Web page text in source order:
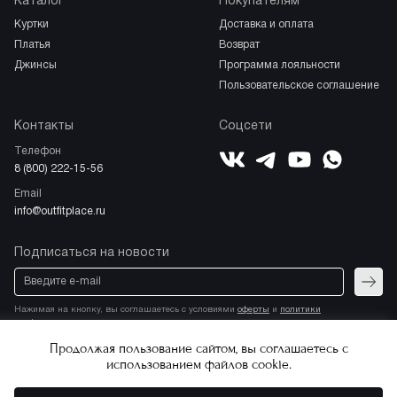
куртки
платья
джинсы
доставка и оплата
возврат
программа лояльности
пользовательское соглашение
Подписаться на новости
Нажимая на кнопку, вы соглашаетесь с условиями оферты и политики
Контакты
Телефон
8 (800) 222-15-56
Email
info@outfitplace.ru
Соцсети
ВКонтактеTelegramYouTubeWhatsApp
Все права защищены
конфиденциальности
Продолжая пользование сайтом, вы соглашаетесь с
использованием файлов cookie.